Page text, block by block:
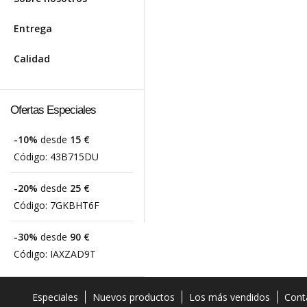
Entrega
Calidad
Ofertas Especiales
-10% desde 15 €
Código: 43B715DU
-20% desde 25 €
Código: 7GKBHT6F
-30% desde 90 €
Código: IAXZAD9T
Especiales Nuevos productos Los más vendidos